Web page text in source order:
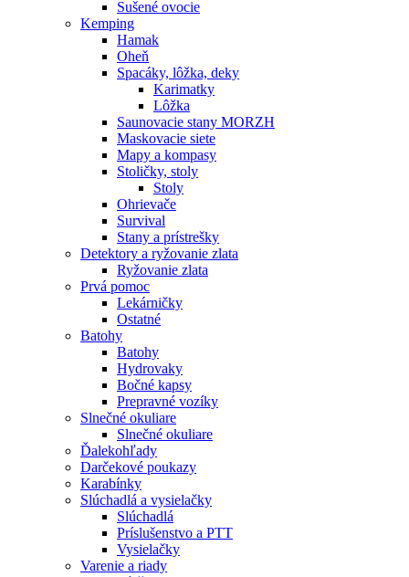
Sušené ovocie
Kemping
Hamak
Oheň
Spacáky, lôžka, deky
Karimatky
Lôžka
Saunovacie stany MORZH
Maskovacie siete
Mapy a kompasy
Stoličky, stoly
Stoly
Ohrievače
Survival
Stany a prístrešky
Detektory a ryžovanie zlata
Ryžovanie zlata
Prvá pomoc
Lekárničky
Ostatné
Batohy
Batohy
Hydrovaky
Bočné kapsy
Prepravné vozíky
Slnečné okuliare
Slnečné okuliare
Ďalekohľady
Darčekové poukazy
Karabínky
Slúchadlá a vysielačky
Slúchadlá
Príslušenstvo a PTT
Vysielačky
Varenie a riady